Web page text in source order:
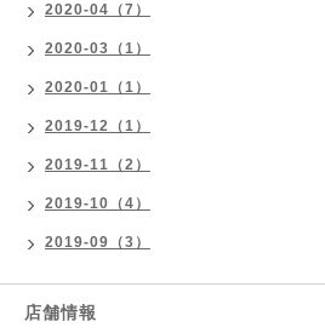
2020-04（7）
2020-03（1）
2020-01（1）
2019-12（1）
2019-11（2）
2019-10（4）
2019-09（3）
店舗情報